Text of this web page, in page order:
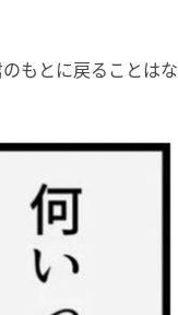
もとに戻ることはな